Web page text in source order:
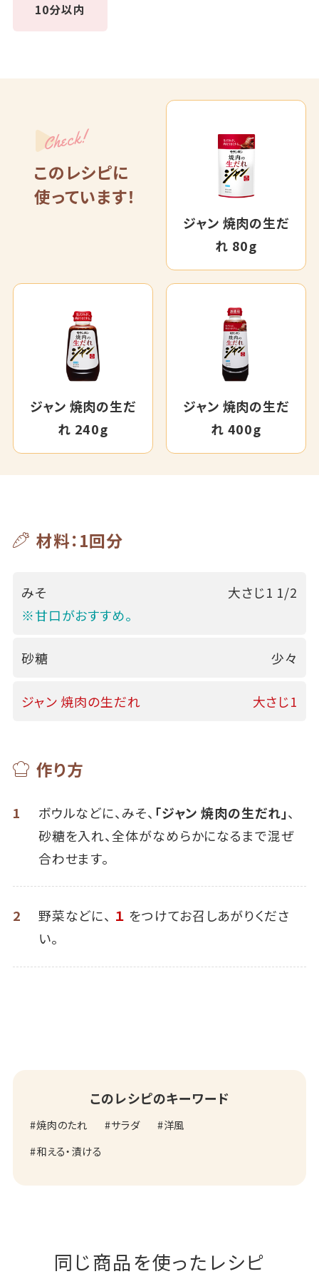
10分以内
Check!
このレシピに
使っています！
ジャン 焼肉の生だ
れ 80g
ジャン 焼肉の生だ
れ 240g
ジャン 焼肉の生だ
れ 400g
材料：1回分
みそ
※甘口がおすすめ。
大さじ1 1/2
砂糖 少々
ジャン 焼肉の生だれ 大さじ1
作り方
1 ボウルなどに、みそ、 「ジャン 焼肉の生だれ」、
砂糖を入れ、全体がなめらかになるまで混ぜ
合わせます。
2 野菜などに、 １ をつけてお召しあがりくださ
い。
このレシピのキーワード
焼肉のたれ サラダ
洋風
和える・漬ける
同じ商品を使ったレシピ